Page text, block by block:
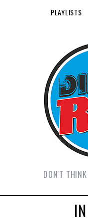
PLAYLISTS
DON'T